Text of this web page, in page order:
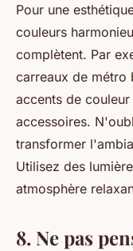
Pour une
couleurs
complètent. Par
carreaux de métro
accents de
accessoires.
transformer
Utilisez des
atmosphère
8. Ne pas